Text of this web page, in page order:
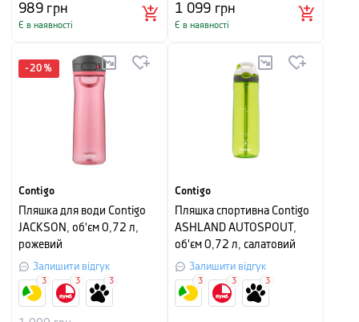
989грн
Є в наявності
1 099 грн
Є в наявності
-20 %
Contigo
Пляшка для води Contigo
JACKSON, об'єм 0,72 л,
рожевий
Залишити відгук
3 3 3
Contigo
Пляшка спортивна Contigo
ASHLAND AUTOSPOUT,
об'єм 0,72 л, салатовий
Залишити відгук
3 3 3